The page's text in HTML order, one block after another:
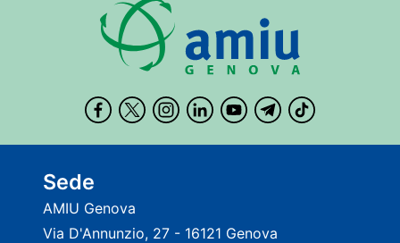
Sede
AMIU Genova
Via D'Annunzio, 27 - 16121 Genova